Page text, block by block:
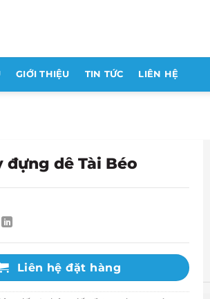
GIỚI THIỆU TIN TỨC LIÊN HỆ
đựng dê Tài Béo
Liên hệ đặt hàng